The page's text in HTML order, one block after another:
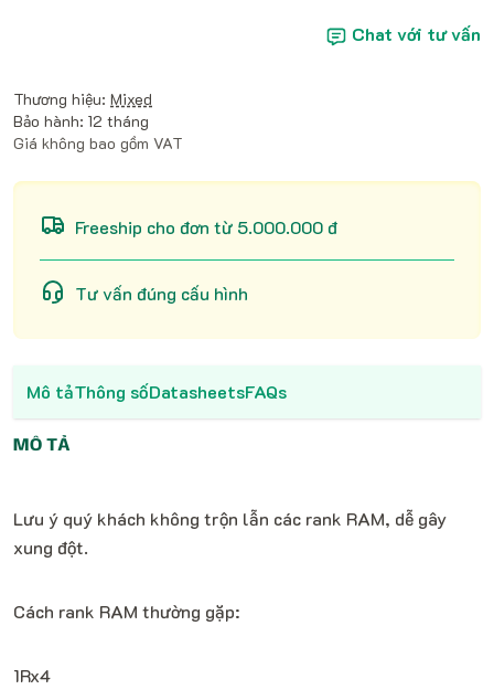
Chat với tư vấn
Thương hiệu: Mixed
Bảo hành: 12 tháng
Giá không bao gồm VAT
Freeship cho đơn từ 5.000.000 đ
Tư vấn đúng cấu hình
Mô tảThông sốDatasheetsFAQs
MÔ TẢ
Lưu ý quý khách không trộn lẫn các rank RAM, dễ gây
xung đột.
Cách rank RAM thường gặp:
1Rx4